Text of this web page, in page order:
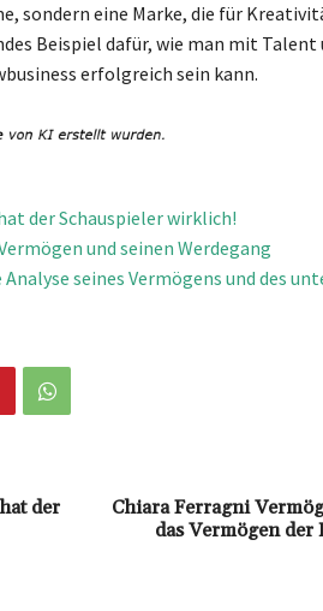
sondern eine Marke, die für
Beispiel dafür, wie man mit Talent
erfolgreich sein kann.
der Schauspieler wirklich!
und seinen Werdegang
seines Vermögens und des
der
Chiara Ferragni
das Vermögen